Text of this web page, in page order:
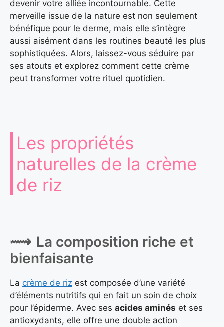
devenir votre alliée incontournable. Cette
merveille issue de la nature est non seulement
bénéfique pour le derme, mais elle s’intègre
aussi aisément dans les routines beauté les plus
sophistiquées. Alors, laissez-vous séduire par
ses atouts et explorez comment cette crème
peut transformer votre rituel quotidien.
Les propriétés
naturelles de la crème
de riz
La composition riche et
bienfaisante
La crème de riz est composée d’une variété
d’éléments nutritifs qui en fait un soin de choix
pour l’épiderme. Avec ses acides aminés et ses
antioxydants, elle offre une double action